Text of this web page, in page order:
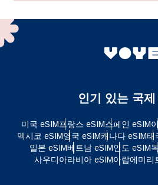
인기 있는 국
미국 eSIM프랑스 eSIM스페인 eSIM
멕시코 eSIM영국 eSIM캐나다 eSIM태
일본 eSIM베트남 eSIM인도 eSIM
사우디아라비아 eSIM아랍에미리